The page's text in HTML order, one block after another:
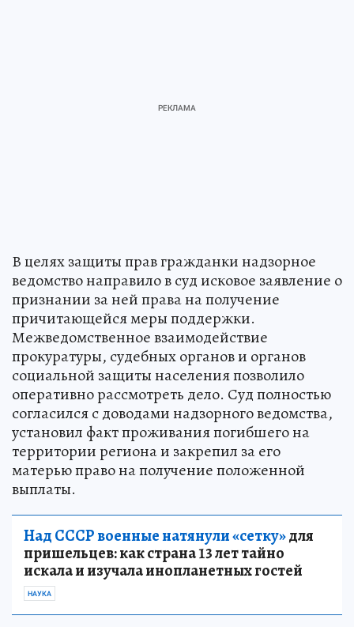
В целях защиты прав гражданки надзорное
ведомство направило в суд исковое заявление о
признании за ней права на получение
причитающейся меры поддержки.
Межведомственное взаимодействие
прокуратуры, судебных органов и органов
социальной защиты населения позволило
оперативно рассмотреть дело. Суд полностью
согласился с доводами надзорного ведомства,
установил факт проживания погибшего на
территории региона и закрепил за его
матерью право на получение положенной
выплаты.
Над СССР военные натянули «сетку»для
пришельцев: как страна 13 лет тайно
искала и изучала инопланетных гостей
НАУКА